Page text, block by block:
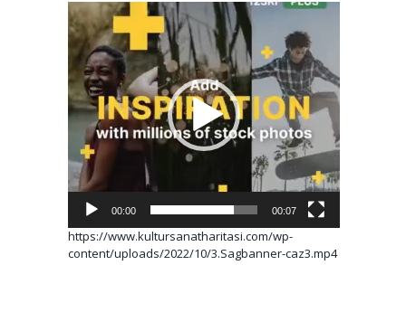
Video
oynatıcı
00:00 00:07
https://www.kultursanatharitasi.com/wp-
content/uploads/2022/10/3.Sagbanner-caz3.mp4